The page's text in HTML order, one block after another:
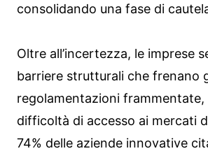
consolidando una fase di
Oltre all’incertezza, le imprese
barriere strutturali che frenano
regolamentazioni frammentate,
difficoltà di accesso ai mercati
74% delle aziende innovative